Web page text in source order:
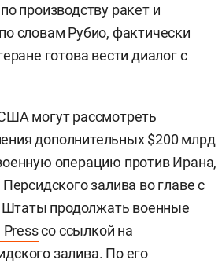
производству ракет и
словам Рубио, фактически
готова вести диалог с
могут рассмотреть
дополнительных $200 млрд
операцию против Ирана,
залива во главе с
продолжать военные
со ссылкой на
залива. По его